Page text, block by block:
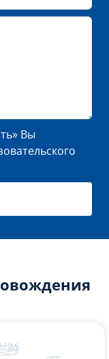
Вы